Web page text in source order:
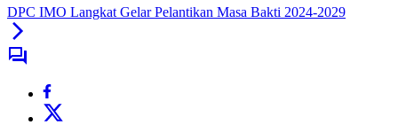
DPC IMO Langkat Gelar Pelantikan Masa Bakti 2024-2029